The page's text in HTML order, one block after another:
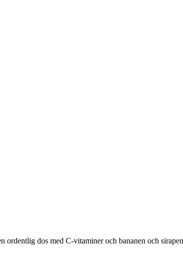
ordentlig dos med C-vitaminer och bananen och